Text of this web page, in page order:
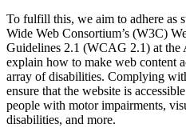
To fulfill this, we aim to adhere as
Wide Web Consortium’s (W3C)
Guidelines 2.1 (WCAG 2.1) at the
explain how to make web content
array of disabilities. Complying
ensure that the website is
people with motor impairments,
disabilities, and more.